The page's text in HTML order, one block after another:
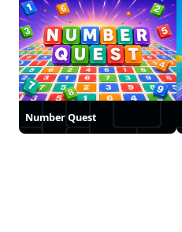
Number Quest